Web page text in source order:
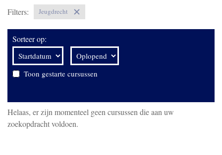
Filters:
Jeugdrecht
Sorteer op:
Toon gestarte cursussen
Helaas, er zijn momenteel geen cursussen die aan uw
zoekopdracht voldoen.